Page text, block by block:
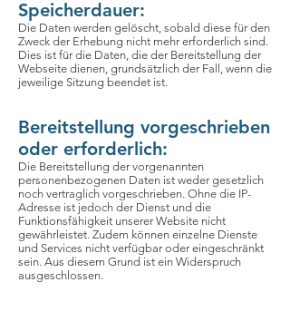
Speicherdauer:
Die Daten werden gelöscht, sobald diese für den
Zweck der Erhebung nicht mehr erforderlich sind.
Dies ist für die Daten, die der Bereitstellung der
Webseite dienen, grundsätzlich der Fall, wenn die
jeweilige Sitzung beendet ist.
Bereitstellung vorgeschrieben
oder erforderlich:
Die Bereitstellung der vorgenannten
personenbezogenen Daten ist weder gesetzlich
noch vertraglich vorgeschrieben. Ohne die IP-
Adresse ist jedoch der Dienst und die
Funktionsfähigkeit unserer Website nicht
gewährleistet. Zudem können einzelne Dienste
und Services nicht verfügbar oder eingeschränkt
sein. Aus diesem Grund ist ein Widerspruch
ausgeschlossen.